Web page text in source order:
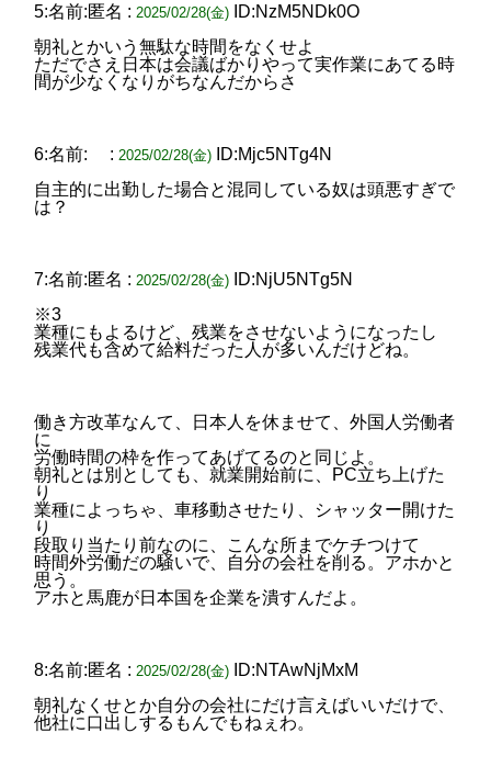
5:名前:匿名 : 2025/02/28(金)
ID:NzM5NDk0O
朝礼とかいう無駄な時間をなくせよ
ただでさえ日本は会議ばかりやって実作業にあてる時
間が少なくなりがちなんだからさ
6:名前: : 2025/02/28(金)
ID:Mjc5NTg4N
自主的に出勤した場合と混同している奴は頭悪すぎで
は？
7:名前:匿名 : 2025/02/28(金)
ID:NjU5NTg5N
※3
業種にもよるけど、残業をさせないようになったし
残業代も含めて給料だった人が多いんだけどね。
働き方改革なんて、日本人を休ませて、外国人労働者
に
労働時間の枠を作ってあげてるのと同じよ。
朝礼とは別としても、就業開始前に、PC立ち上げた
り
業種によっちゃ、車移動させたり、シャッター開けた
り
段取り当たり前なのに、こんな所までケチつけて
時間外労働だの騒いで、自分の会社を削る。アホかと
思う。
アホと馬鹿が日本国を企業を潰すんだよ。
8:名前:匿名 : 2025/02/28(金)
ID:NTAwNjMxM
朝礼なくせとか自分の会社にだけ言えばいいだけで、
他社に口出しするもんでもねぇわ。